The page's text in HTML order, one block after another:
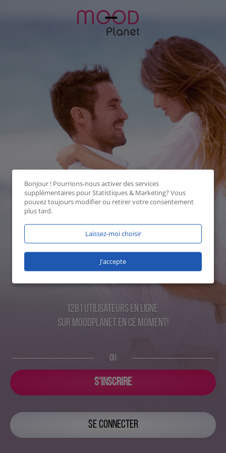
1281 utilisateurs en ligne
sur MoodPlanet en ce moment!
OU
S'INSCRIRE
SE CONNECTER
Bonjour ! Pourrions-nous activer des services
supplémentaires pourStatistiques & Marketing? Vous
pouvez toujours modifier ou retirer votre consentement
plus tard.
Laissez-moi choisir
J'accepte